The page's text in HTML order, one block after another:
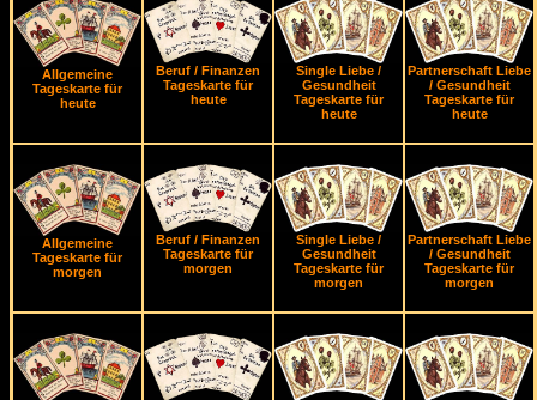
Allgemeine
Tageskarte für
heute
Beruf / Finanzen
Tageskarte für
heute
Single Liebe /
Gesundheit
Tageskarte für
heute
Partnerschaft Liebe
/ Gesundheit
Tageskarte für
heute
Allgemeine
Tageskarte für
morgen
Beruf / Finanzen
Tageskarte für
morgen
Single Liebe /
Gesundheit
Tageskarte für
morgen
Partnerschaft Liebe
/ Gesundheit
Tageskarte für
morgen